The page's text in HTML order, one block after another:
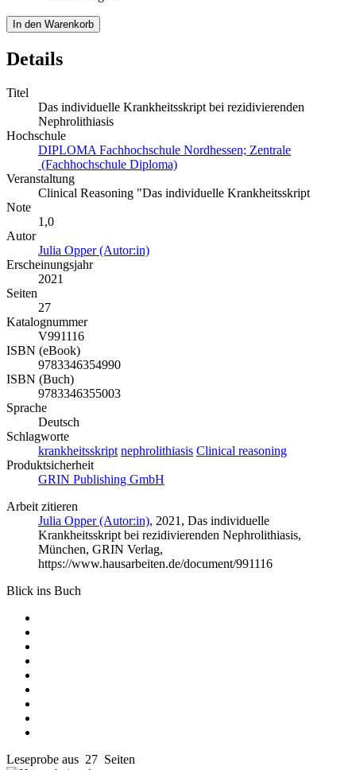
In den Warenkorb
Details
Titel
Das individuelle Krankheitsskript bei rezidivierenden
Nephrolithiasis
Hochschule
DIPLOMA Fachhochschule Nordhessen; Zentrale
(Fachhochschule Diploma)
Veranstaltung
Clinical Reasoning "Das individuelle Krankheitsskript
Note
1,0
Autor
Julia Opper (Autor:in)
Erscheinungsjahr
2021
Seiten
27
Katalognummer
V991116
ISBN (eBook)
9783346354990
ISBN (Buch)
9783346355003
Sprache
Deutsch
Schlagworte
krankheitsskript nephrolithiasis Clinical reasoning
Produktsicherheit
GRIN Publishing GmbH
Arbeit zitieren
Julia Opper (Autor:in), 2021, Das individuelle
Krankheitsskript bei rezidivierenden Nephrolithiasis,
München, GRIN Verlag,
https://www.hausarbeiten.de/document/991116
Blick ins Buch
Leseprobe aus 27 Seiten